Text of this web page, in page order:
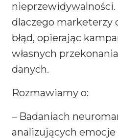
nieprzewidywalności.
dlaczego marketerzy
błąd, opierając
własnych
danych.
Rozmawiamy o:
– Badaniach
analizujących emocje